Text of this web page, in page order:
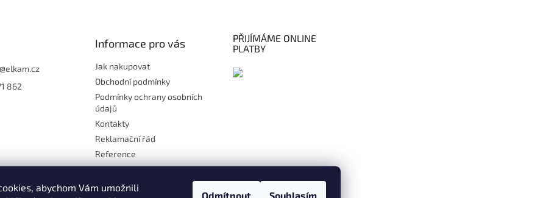
abychom Vám umožnili
Odmítnout Souhlasím
@elkam.cz
862
Informace pro vás
Jak nakupovat
Obchodní podmínky
Podmínky ochrany osobních
údajů
Kontakty
Reklamační řád
Reference
Doprava
Platby
PŘIJÍMÁME ONLINE
PLATBY